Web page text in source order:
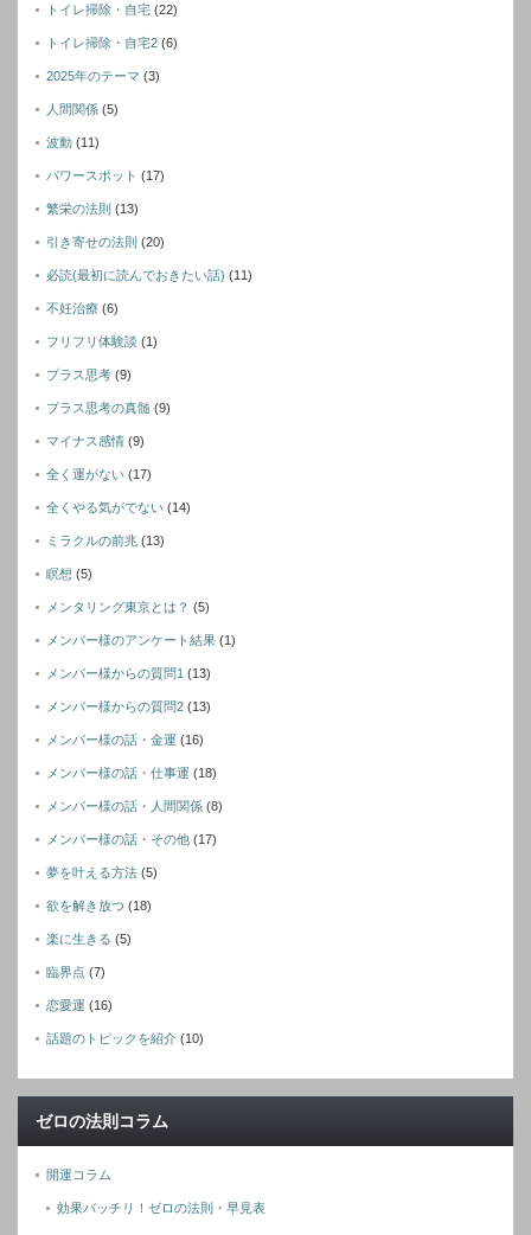
トイレ掃除・自宅 (22)
トイレ掃除・自宅2 (6)
2025年のテーマ (3)
人間関係 (5)
波動 (11)
パワースポット (17)
繁栄の法則 (13)
引き寄せの法則 (20)
必読(最初に読んでおきたい話) (11)
不妊治療 (6)
フリフリ体験談 (1)
プラス思考 (9)
プラス思考の真髄 (9)
マイナス感情 (9)
全く運がない (17)
全くやる気がでない (14)
ミラクルの前兆 (13)
瞑想 (5)
メンタリング東京とは？ (5)
メンバー様のアンケート結果 (1)
メンバー様からの質問1 (13)
メンバー様からの質問2 (13)
メンバー様の話・金運 (16)
メンバー様の話・仕事運 (18)
メンバー様の話・人間関係 (8)
メンバー様の話・その他 (17)
夢を叶える方法 (5)
欲を解き放つ (18)
楽に生きる (5)
臨界点 (7)
恋愛運 (16)
話題のトピックを紹介 (10)
ゼロの法則コラム
開運コラム
効果バッチリ！ゼロの法則・早見表